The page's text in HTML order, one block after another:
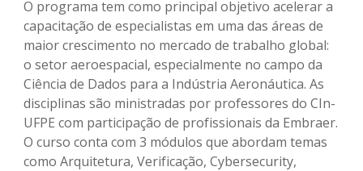
O programa tem como principal objetivo acelerar a
capacitação de especialistas em uma das áreas de
maior crescimento no mercado de trabalho global:
o setor aeroespacial, especialmente no campo da
Ciência de Dados para a Indústria Aeronáutica. As
disciplinas são ministradas por professores do CIn-
UFPE com participação de profissionais da Embraer.
O curso conta com 3 módulos que abordam temas
como Arquitetura, Verificação, Cybersecurity,